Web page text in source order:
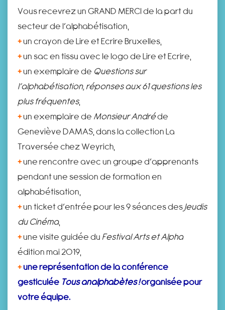
Vous recevrez un GRAND MERCI de la part du
secteur de l’alphabétisation,
+un crayon de Lire et Ecrire Bruxelles,
+un sac en tissu avec le logo de Lire et Ecrire,
+un exemplaire de Questions sur
l’alphabétisation, réponses aux 61 questions les
plus fréquentes,
+un exemplaire de Monsieur Andréde
Geneviève DAMAS, dans la collection La
Traversée chez Weyrich,
+une rencontre avec un groupe d’apprenants
pendant une session de formation en
alphabétisation,
+un ticket d’entrée pour les 9 séances des Jeudis
du Cinéma,
+une visite guidée du Festival Arts et Alpha
édition mai 2019,
+une représentation de la conférence
gesticulée Tous analphabètes !organisée pour
votre équipe.